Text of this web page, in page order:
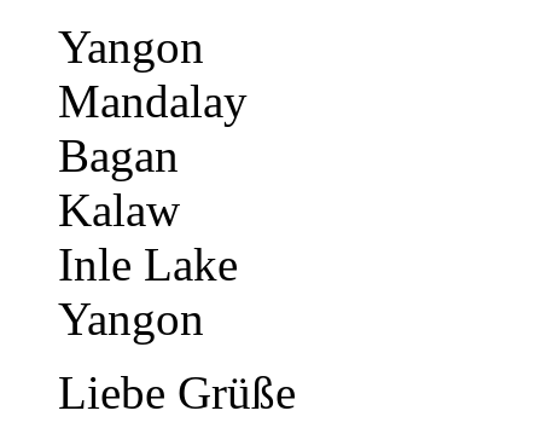
Yangon
Mandalay
Bagan
Kalaw
Inle Lake
Yangon
Liebe Grüße